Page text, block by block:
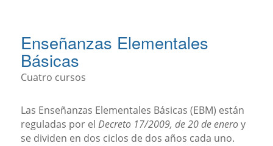
Enseñanzas Elementales
Básicas
Cuatro cursos
Las Enseñanzas Elementales Básicas (EBM) están
reguladas por el Decreto 17/2009, de 20 de eneroy
se dividen en dos ciclos de dos años cada uno.